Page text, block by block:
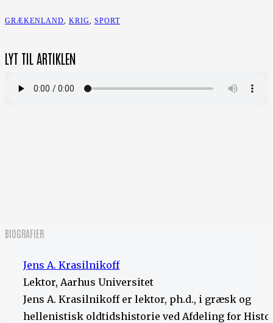
GRÆKENLAND, KRIG, SPORT
LYT TIL ARTIKLEN
BIOGRAFIER
Jens A. Krasilnikoff
Lektor, Aarhus Universitet
Jens A. Krasilnikoff er lektor, ph.d., i græsk og
hellenistisk oldtidshistorie ved Afdeling for